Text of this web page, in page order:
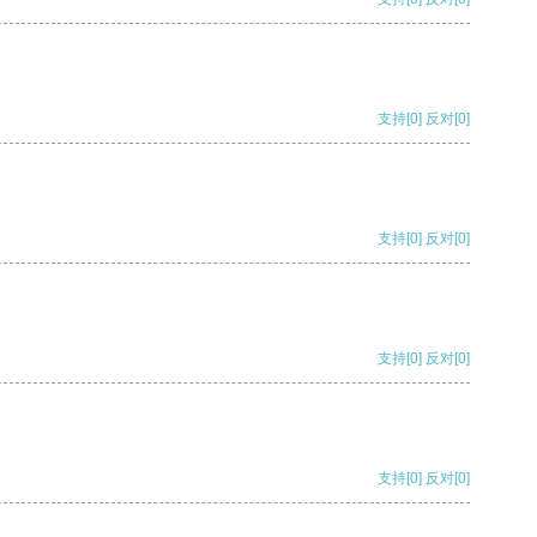
支持[0] 反对[0]
支持[0] 反对[0]
支持[0] 反对[0]
支持[0] 反对[0]